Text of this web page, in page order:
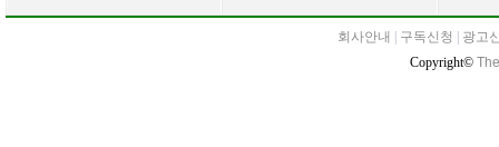
회사안내 구독신청
광고
Copyright©